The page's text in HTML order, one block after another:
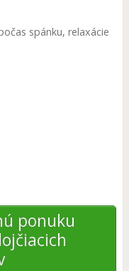
spánku, relaxácie
ponuku